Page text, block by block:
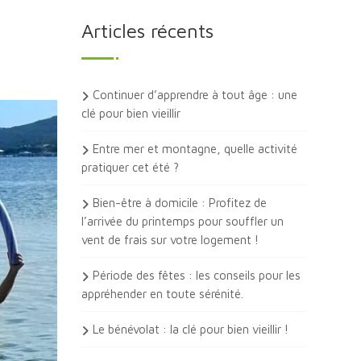
Articles récents
Continuer d’apprendre à tout âge : une
clé pour bien vieillir
Entre mer et montagne, quelle activité
pratiquer cet été ?
Bien-être à domicile : Profitez de
l’arrivée du printemps pour souffler un
vent de frais sur votre logement !
Période des fêtes : les conseils pour les
appréhender en toute sérénité.
Le bénévolat : la clé pour bien vieillir !